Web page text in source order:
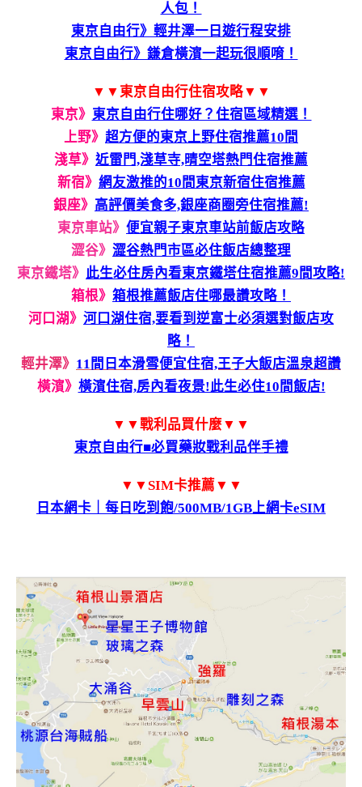
人包！
東京自由行》輕井澤一日遊行程安排
東京自由行》鎌倉橫濱一起玩很順唷！
▼▼東京自由行住宿攻略▼▼
東京》 東京自由行住哪好？住宿區域精選！
上野》 超方便的東京上野住宿推薦10間
淺草》 近雷門,淺草寺,晴空塔熱門住宿推薦
新宿》 網友激推的10間東京新宿住宿推薦
銀座》 高評價美食多,銀座商圈旁住宿推薦!
東京車站》 便宜親子東京車站前飯店攻略
澀谷》 澀谷熱門市區必住飯店總整理
東京鐵塔》 此生必住房內看東京鐵塔住宿推薦9間攻略!
箱根》 箱根推薦飯店住哪最讚攻略！
河口湖》 河口湖住宿,要看到逆富士必須選對飯店攻
略！
輕井澤》 11間日本滑雪便宜住宿,王子大飯店溫泉超讚
橫濱》 橫濱住宿,房內看夜景!此生必住10間飯店!
▼▼戰利品買什麼▼▼
東京自由行■必買藥妝戰利品伴手禮
▼▼SIM卡推薦▼▼
日本網卡｜每日吃到飽/500MB/1GB上網卡eSIM